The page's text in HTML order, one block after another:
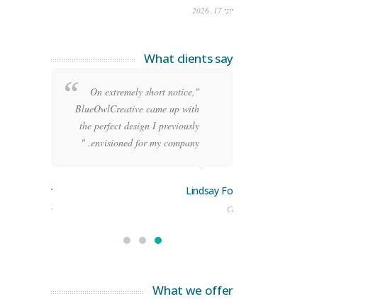
יוני 17, 2026
What clients say
"On extremely short notice,
BlueOwlCreative came up with
the perfect design I previously
envisioned for my company. "
Lindsay Ford
CEO
Stoner
Manager
What we offer